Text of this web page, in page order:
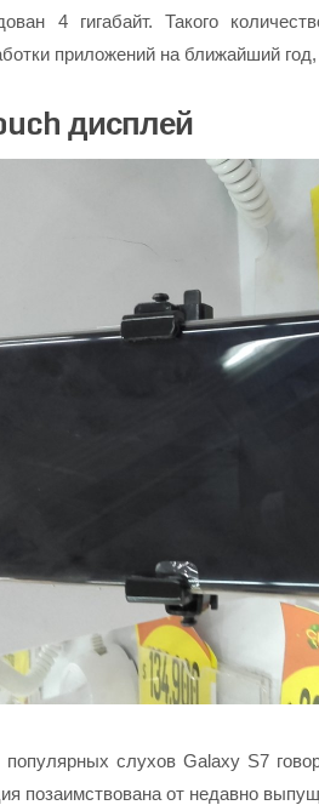
4 гигабайт. Такого
приложений на ближайший
дисплей
слухов Galaxy S7
позаимствована от недавно